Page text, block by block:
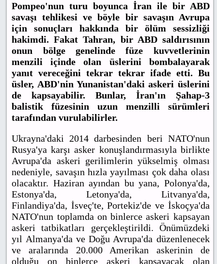
Pompeo'nun turu boyunca İran ile bir ABD
savaşı tehlikesi ve böyle bir savaşın Avrupa
için sonuçları hakkında bir ölüm sessizliği
hakimdi. Fakat Tahran, bir ABD saldırısının
onun bölge genelinde füze kuvvetlerinin
menzili içinde olan üslerini bombalayarak
yanıt vereceğini tekrar tekrar ifade etti. Bu
üsler, ABD'nin Yunanistan'daki askeri üslerini
de kapsayabilir. Bunlar, İran'ın Şahap-3
balistik füzesinin uzun menzilli sürümleri
tarafından vurulabilirler.
Ukrayna'daki 2014 darbesinden beri NATO'nun
Rusya'ya karşı asker konuşlandırmasıyla birlikte
Avrupa'da askeri gerilimlerin yükselmiş olması
nedeniyle, savaşın hızla yayılması çok daha olası
olacaktır. Haziran ayından bu yana, Polonya'da,
Estonya'da, Letonya'da, Litvanya'da,
Finlandiya'da, İsveç'te, Portekiz'de ve İskoçya'da
NATO'nun toplamda on binlerce askeri kapsayan
askeri tatbikatları gerçekleştirildi. Önümüzdeki
yıl Almanya'da ve Doğu Avrupa'da düzenlenecek
ve aralarında 20.000 Amerikan askerinin de
olduğu on binlerce askeri kapsayacak olan